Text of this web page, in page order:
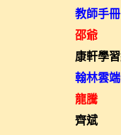
教師手冊
邵爺
康軒學
翰林雲
龍騰
齊斌